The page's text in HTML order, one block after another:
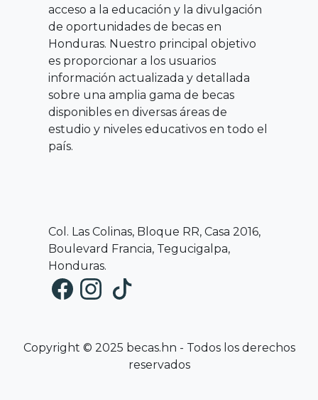
acceso a la educación y la divulgación
de oportunidades de becas en
Honduras. Nuestro principal objetivo
es proporcionar a los usuarios
información actualizada y detallada
sobre una amplia gama de becas
disponibles en diversas áreas de
estudio y niveles educativos en todo el
país.
Col. Las Colinas, Bloque RR, Casa 2016,
Boulevard Francia, Tegucigalpa,
Honduras.
Copyright © 2025 becas.hn - Todos los derechos
reservados